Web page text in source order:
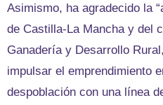
Asimismo, ha agradecido la
de Castilla-La Mancha y del
Ganadería y Desarrollo
impulsar el emprendimiento
despoblación con una línea